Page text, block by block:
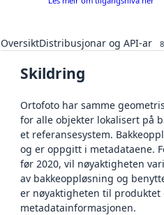
OversiktDistribusjonar og API-ar 8
Skildring
Ortofoto har samme
for alle objekter lokalisert på
et referansesystem.
og er oppgitt i metadataene.
før 2020, vil nøyaktigheten
av bakkeoppløsning og
er nøyaktigheten til produktet
metadatainformasjonen.